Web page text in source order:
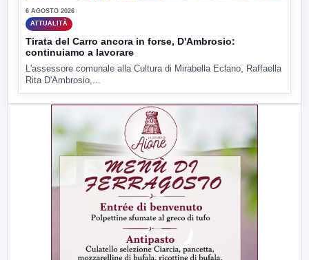
6 AGOSTO 2026
ATTUALITÀ
Tirata del Carro ancora in forse, D'Ambrosio:
continuiamo a lavorare
L'assessore comunale alla Cultura di Mirabella Eclano, Raffaella
Rita D'Ambrosio,...